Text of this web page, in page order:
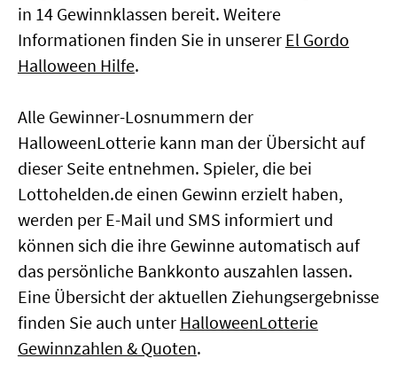
in 14 Gewinnklassen bereit. Weitere
Informationen finden Sie in unserer El Gordo
Halloween Hilfe.
Alle Gewinner-Losnummern der
HalloweenLotterie kann man der Übersicht auf
dieser Seite entnehmen. Spieler, die bei
Lottohelden.de einen Gewinn erzielt haben,
werden per E-Mail und SMS informiert und
können sich die ihre Gewinne automatisch auf
das persönliche Bankkonto auszahlen lassen.
Eine Übersicht der aktuellen Ziehungsergebnisse
finden Sie auch unter HalloweenLotterie
Gewinnzahlen & Quoten.